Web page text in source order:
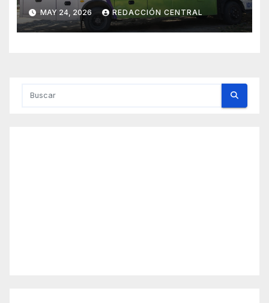
elevan a 33 en el país
MAY 24, 2026 REDACCIÓN CENTRAL